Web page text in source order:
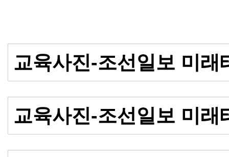
교육사진-조선일보 미
교육사진-조선일보 미